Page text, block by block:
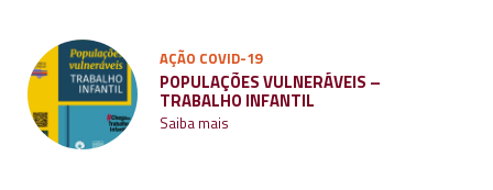
AÇÃO COVID-19
POPULAÇÕES VULNERÁVEIS –
TRABALHO INFANTIL
Saiba mais